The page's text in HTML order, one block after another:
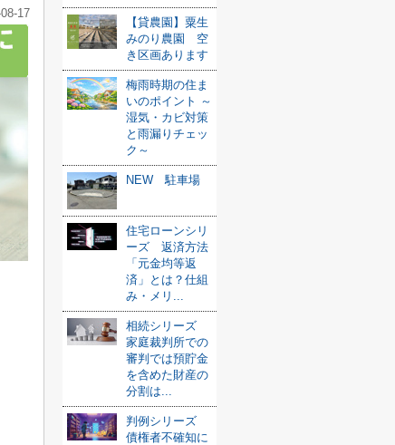
17
【貸農園】粟生
みのり農園 空
き区画あります
梅雨時期の住ま
いのポイント ～
湿気・カビ対策
と雨漏りチェッ
ク～
NEW 駐車場
住宅ローンシリ
ーズ 返済方法
「元金均等返
済」とは？仕組
み・メリ...
相続シリーズ
家庭裁判所での
審判では預貯金
を含めた財産の
分割は...
判例シリーズ
債権者不確知に